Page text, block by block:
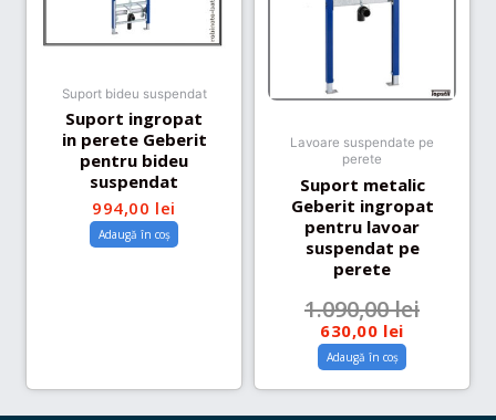
Suport bideu suspendat
Suport ingropat
in perete Geberit
pentru bideu
suspendat
994,00 lei
Adaugă în coș
Lavoare suspendate pe
perete
Suport metalic
Geberit ingropat
pentru lavoar
suspendat pe
perete
1.090,00lei
630,00 lei
Adaugă în coș